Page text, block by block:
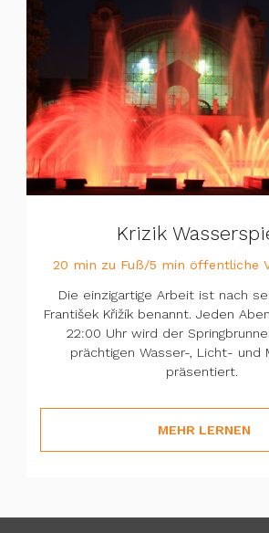
Krizik
20 min zu Fuß/5 min öffentliche
Die einzigartige Arbeit ist nach
František Křižík benannt. Jeden
22:00 Uhr wird der
prächtigen Wasser-, Licht- und
präsentiert.
MEHR LERNEN